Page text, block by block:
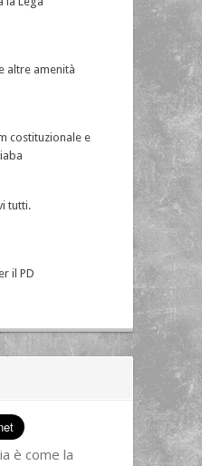
altre amenità
costituzionale e
tutti.
il PD
è come la